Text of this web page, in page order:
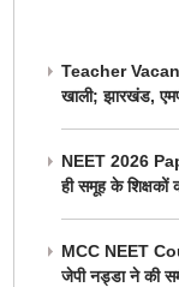
Teacher
खाली; झारखंड,
NEET 2026
ही समूह के
MCC NEET
जेपी नड्डा ने की